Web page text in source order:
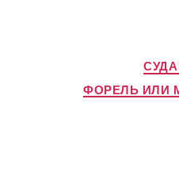
ФОРЕЛЬ ИЛИ